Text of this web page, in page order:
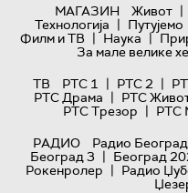
МАГАЗИН
Живот |
Технологијa | Путујемо
Филм и ТВ | Наука |
За мале велике
ТВ
РТС 1 | РТС 2 |
РТС Драма | РТС
РТС Трезор | РТС
РАДИО
Радио
Београд 3 | Београд
Рокенролер | Радио